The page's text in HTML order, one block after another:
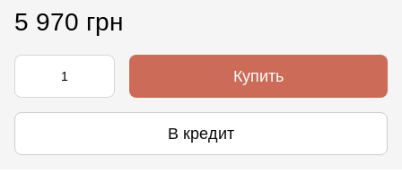
5 970 грн
Купить
В кредит